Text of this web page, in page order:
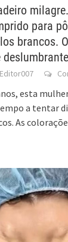
para
brancos.
Editor007
esta
a tentar
As